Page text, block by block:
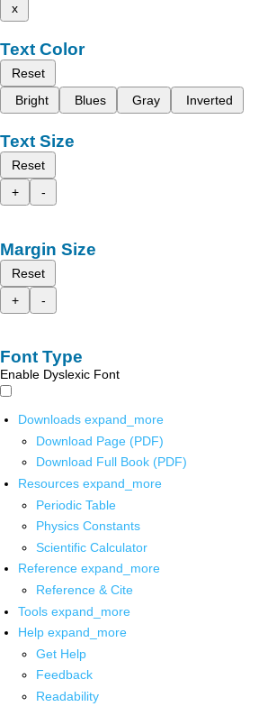
x
Text Color
Reset
Bright
Blues Gray Inverted
Text Size
Reset
+
-
Margin Size
Reset
+
-
Font Type
Enable Dyslexic Font
Downloads expand_more
Download Page (PDF)
Download Full Book (PDF)
Resources expand_more
Periodic Table
Physics Constants
Scientific Calculator
Reference expand_more
Reference & Cite
Tools expand_more
Help expand_more
Get Help
Feedback
Readability